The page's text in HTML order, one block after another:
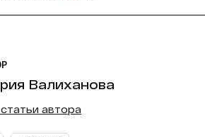
Валиханова
автора